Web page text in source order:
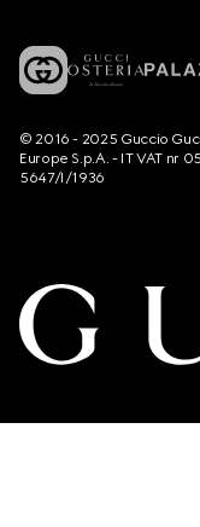
© 2016 - 2025 Guccio
Europe S.p.A. - IT VAT nr
5647/I/1936